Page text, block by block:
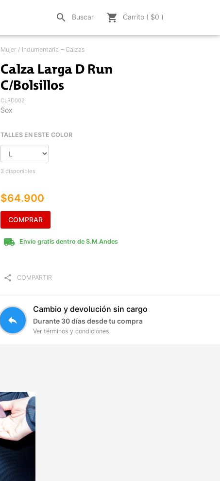
search Buscar shopping_cart Carrito ( $0 )
Mujer / Indumentaria – Calzas
Calza Larga D Run
C/Bolsillos
CLRD002
Sox
TALLES EN ESTE COLOR
3 disponibles
$64.900
COMPRAR
local_shipping Envío gratis dentro de S.M.Andes
share COMPARTIR
reply
Cambio y devolución sin cargo
Durante 30 días desde tu compra
Ver términos y condiciones